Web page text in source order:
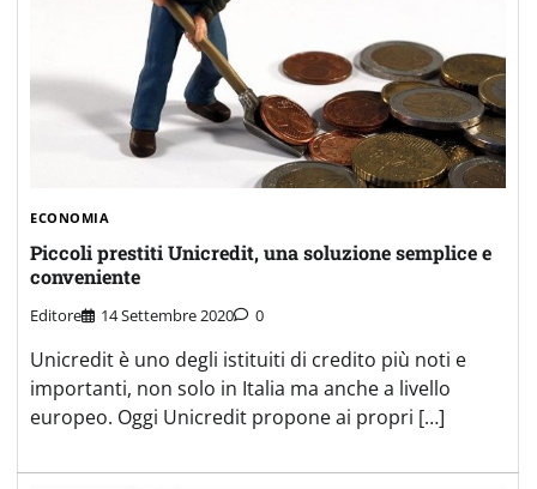
ECONOMIA
Piccoli prestiti Unicredit, una soluzione semplice e
conveniente
Editore 14 Settembre 2020 0
Unicredit è uno degli istituiti di credito più noti e
importanti, non solo in Italia ma anche a livello
europeo. Oggi Unicredit propone ai propri […]